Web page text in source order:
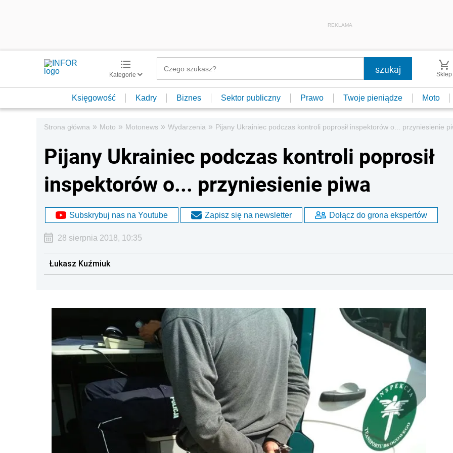
REKLAMA
Kategorie Sklep
Księgowość Kadry Biznes Sektor publiczny Prawo Twoje pieniądze Moto
Strona główna » Moto » Motonews » Wydarzenia » Pijany Ukrainiec podczas kontroli poprosił inspektorów o... przyniesienie
Pijany Ukrainiec podczas kontroli poprosił
inspektorów o... przyniesienie piwa
Subskrybuj nas na Youtube Zapisz się na newsletter Dołącz do grona ekspertów
28 sierpnia 2018, 10:35
Łukasz Kuźmiuk